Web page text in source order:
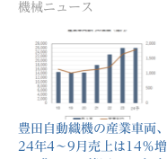
機械ニュース
豊田自動織機の産業車両、
24年4〜9月売上は14％増